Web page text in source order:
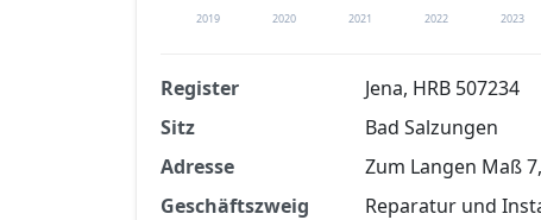
2019 2020 2021 2022 2023
Finanzkennzahlen nach kostenloser
Jetzt kostenlos registrieren
Register
Jena, HRB 507234
Sitz
Bad Salzungen
Adresse
Zum Langen Maß
Geschäftszweig
Reparatur und